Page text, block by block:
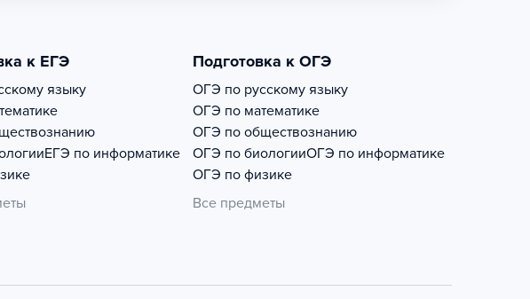
к ЕГЭ
языку
ЕГЭ по информатике
Подготовка к ОГЭ
ОГЭ по русскому языку
ОГЭ по математике
ОГЭ по обществознанию
ОГЭ по биологииОГЭ по информатике
ОГЭ по физике
Все предметы